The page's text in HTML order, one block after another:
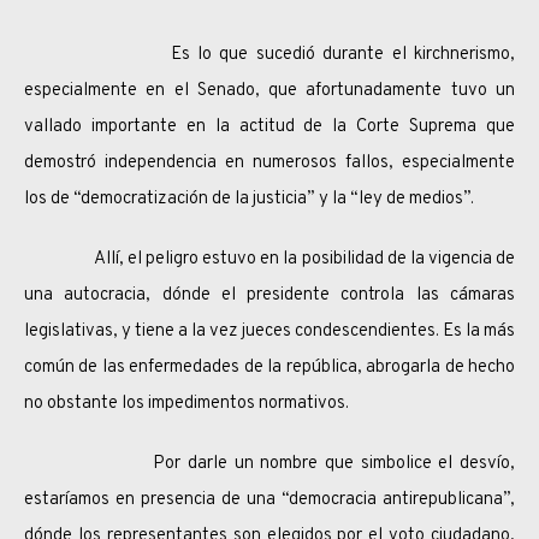
Es lo que sucedió durante el kirchnerismo,
especialmente en el Senado, que afortunadamente tuvo un
vallado importante en la actitud de la Corte Suprema que
demostró independencia en numerosos fallos, especialmente
los de “democratización de la justicia” y la “ley de medios”.
Allí, el peligro estuvo en la posibilidad de la vigencia de
una autocracia, dónde el presidente controla las cámaras
legislativas, y tiene a la vez jueces condescendientes. Es la más
común de las enfermedades de la república, abrogarla de hecho
no obstante los impedimentos normativos.
Por darle un nombre que simbolice el desvío,
estaríamos en presencia de una “democracia antirepublicana”,